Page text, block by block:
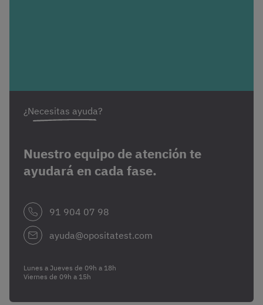
¿Necesitas ayuda?
Nuestro equipo de atención te
ayudará en cada fase.
91 904 07 98
ayuda@opositatest.com
Lunes a Jueves de 09h a 18h
Viernes de 09h a 15h